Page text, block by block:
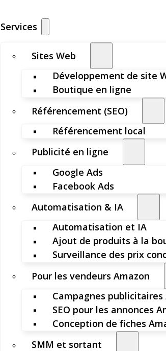
Services
Sites Web
Développement de site
Boutique en ligne
Référencement (SEO)
Référencement local
Publicité en ligne
Google Ads
Facebook Ads
Automatisation & IA
Automatisation et IA
Ajout de produits à la
Surveillance des prix
Pour les vendeurs Amazon
Campagnes publicitaires
SEO pour les annonces
Conception de fiches
SMM et sortant